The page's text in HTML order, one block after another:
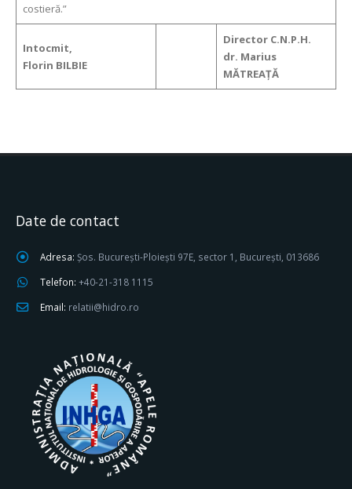
costieră.”
Intocmit,
Florin BILBIE
Director C.N.P.H.
dr. Marius
MĂTREAȚĂ
Date de contact
Adresa: Șos. București-Ploiești 97E, sector 1, București, 013686
Telefon: +40-21-318 1115
Email: relatii@hidro.ro